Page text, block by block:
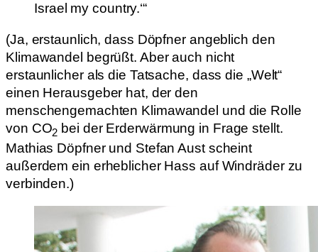
Israel my country.‘“
(Ja, erstaunlich, dass Döpfner angeblich den
Klimawandel begrüßt. Aber auch nicht
erstaunlicher als die Tatsache, dass die „Welt“
einen Herausgeber hat, der den
menschengemachten Klimawandel und die Rolle
von CO2 bei der Erderwärmung in Frage stellt.
Mathias Döpfner und Stefan Aust scheint
außerdem ein erheblicher Hass auf Windräder zu
verbinden.)